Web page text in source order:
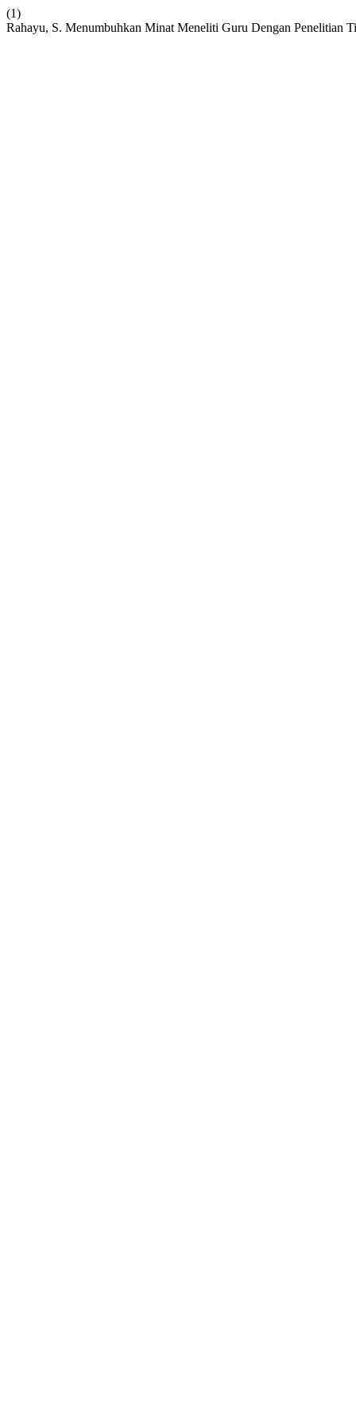
(1)
Rahayu, S. Menumbuhkan Minat Meneliti Guru Dengan Penelitian